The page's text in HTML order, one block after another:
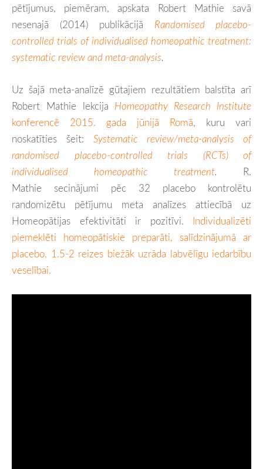
pētījumus, piemēram, apskata Robert Mathie savā
nesenajā (2014) publikācijā Randomised placebo-
controlled trials of individualised homeopathic treatment:
systematic review and meta-analysis.
Uz šajā meta-analīzē gūtajiem rezultātiem balstīta arī
Robert Mathie lekcija Homeopathy Research Institute
konferencē 2015. gada jūnijā Romā, kuru vari
noskatīties šeit: Systematic review/meta-analysis of
randomised placebo-controlled trials (RCTs) of
individualised homeopathic treatment. R.
Mathie secinājumi pēc 32 placebo kontrolētu
randomizētu pētījumu meta analīzes attiecībā uz
Homeopātijas efektivitāti ir pozitīvi. Individualizēti
piemeklēti homeopātiskie preparāti, salīdzinājumā ar
placebo, 1.5-2 reizes biežāk uzrāda labvēlīgu iedarbību
veselībai.